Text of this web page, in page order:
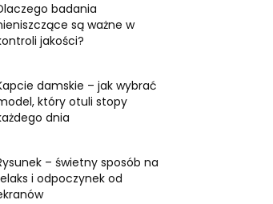
badania
są ważne w
jakości?
damskie – jak wybrać
który otuli stopy
dnia
– świetny sposób na
i odpoczynek od